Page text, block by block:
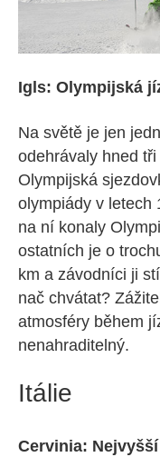
Igls: Olympijská
Na světě je jen
odehrávaly hned
Olympijská
olympiády v letech
na ní konaly
ostatních je o
km a závodníci ji
nač chvátat?
atmosféry během
nenahraditelný.
Itálie
Cervinia: